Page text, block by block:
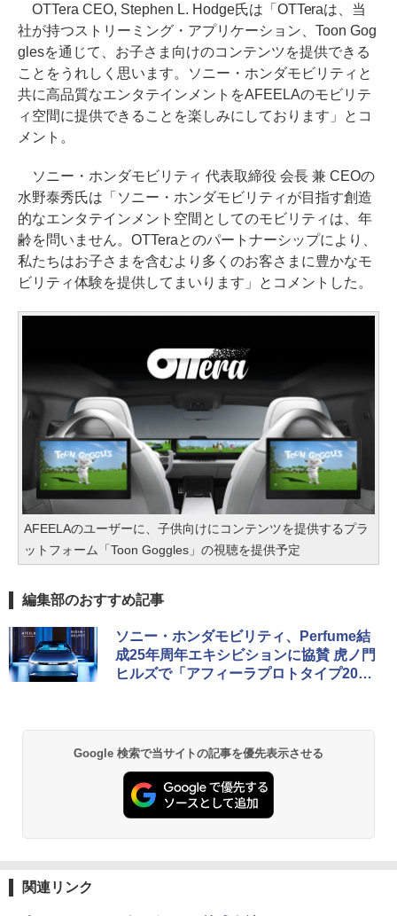
OTTera CEO, Stephen L. Hodge氏は「OTTeraは、当
社が持つストリーミング・アプリケーション、Toon Gog
glesを通じて、お子さま向けのコンテンツを提供できる
ことをうれしく思います。ソニー・ホンダモビリティと
共に高品質なエンタテインメントをAFEELAのモビリテ
ィ空間に提供できることを楽しみにしております」とコ
メント。
ソニー・ホンダモビリティ 代表取締役 会長 兼 CEOの
水野泰秀氏は「ソニー・ホンダモビリティが目指す創造
的なエンタテインメント空間としてのモビリティは、年
齢を問いません。OTTeraとのパートナーシップにより、
私たちはお子さまを含むより多くのお客さまに豊かなモ
ビリティ体験を提供してまいります」とコメントした。
AFEELAのユーザーに、子供向けにコンテンツを提供するプラ
ットフォーム「Toon Goggles」の視聴を提供予定
編集部のおすすめ記事
ソニー・ホンダモビリティ、Perfume結
成25年周年エキシビションに協賛 虎ノ門
ヒルズで「アフィーラプロトタイプ202
Google 検索で当サイトの記事を優先表示させる
関連リンク